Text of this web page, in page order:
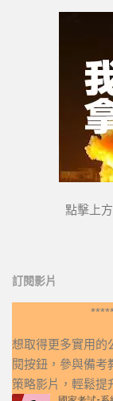
點擊上
訂閱影片
想取得更多實用的
閱按鈕，參與備考
策略影片，輕鬆提